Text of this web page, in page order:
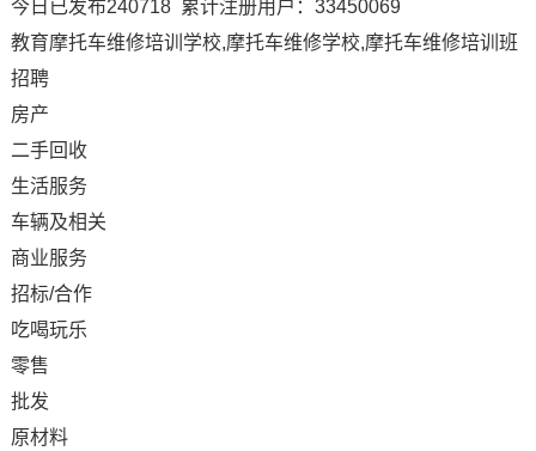
今日已发布240718 累计注册用户：33450069
教育摩托车维修培训学校,摩托车维修学校,摩托车维修培训班
招聘
房产
二手回收
生活服务
车辆及相关
商业服务
招标/合作
吃喝玩乐
零售
批发
原材料